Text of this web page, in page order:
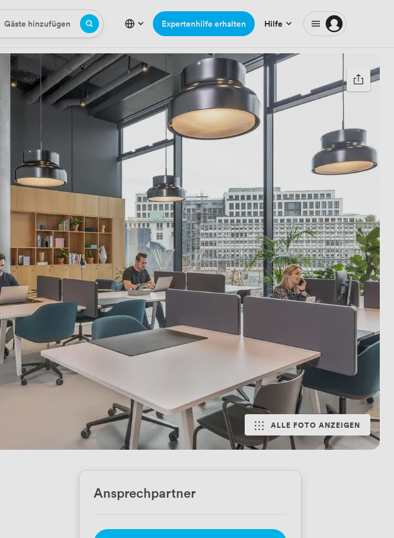
Gäste
Gäste hinzufügen Expertenhilfe erhalten Hilfe
ALLE FOTO ANZEIGEN
Ansprechpartner